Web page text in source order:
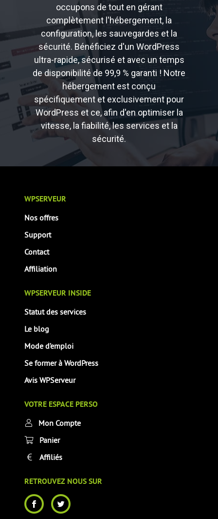
occupons de tout en gérant
complètement l'hébergement, la
configuration, les sauvegardes et la
sécurité. Bénéficiez d'un WordPress
ultra-rapide, sécurisé et avec un temps
de disponibilité de 99,9 % garanti ! Notre
hébergement est conçu
spécifiquement et exclusivement pour
WordPress et ce, afin d'en optimiser la
vitesse, la fiabilité, les services et la
sécurité.
WPSERVEUR
Nos offres
Support
Contact
Affiliation
WPSERVEUR INSIDE
Statut des services
Le blog
Mode d’emploi
Se former à WordPress
Avis WPServeur
VOTRE ESPACE PERSO
Mon Compte
Panier
Affiliés
RETROUVEZ NOUS SUR